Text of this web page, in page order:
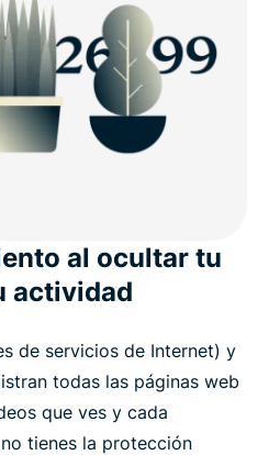
al ocultar tu
actividad
de servicios de Internet) y
todas las páginas web
que ves y cada
tienes la protección